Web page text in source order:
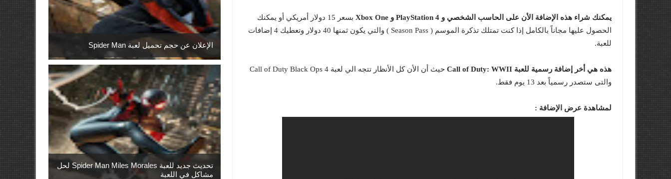
يمكنك شراء هذه الإضافة الأن على الحاسب الشخصي و PlayStation 4 و Xbox One
بسعر 15 دولار أمريكي أو يمكنك
الحصول عليها مجاناً بالكامل إذا كنت تمتلك تذكرة الموسم ( Season Pass ) والتي يكون ثمنها 40 دولار وتعطيك 4 إضافات
للعبة.
هذه هي أخر إضافة رسمية للعبة Call of Duty: WWII
حيث أن الأن كل الأنظار تتجه الي لعبة Call of Duty Black Ops 4
والتى ستصدر رسمياً بعد 13 يوم فقط.
لمشاهدة عرض الإضافة :
الإعلان عن حجم تحميل لعبة Spider Man
تحديث جديد للعبة Spider Man Miles Morales لحل
مشاكل في اللعبة